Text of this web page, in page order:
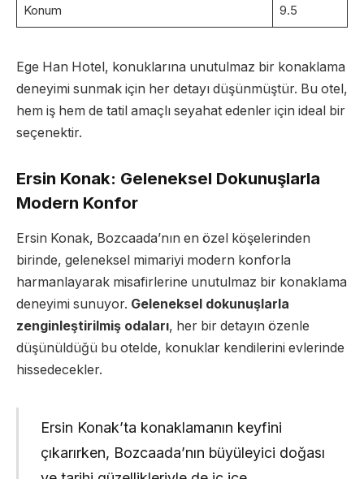
Konum 9.5
Ege Han Hotel, konuklarına unutulmaz bir konaklama
deneyimi sunmak için her detayı düşünmüştür. Bu otel,
hem iş hem de tatil amaçlı seyahat edenler için ideal bir
seçenektir.
Ersin Konak: Geleneksel Dokunuşlarla
Modern Konfor
Ersin Konak, Bozcaada’nın en özel köşelerinden
birinde, geleneksel mimariyi modern konforla
harmanlayarak misafirlerine unutulmaz bir konaklama
deneyimi sunuyor. Geleneksel dokunuşlarla
zenginleştirilmiş odaları, her bir detayın özenle
düşünüldüğü bu otelde, konuklar kendilerini evlerinde
hissedecekler.
Ersin Konak’ta konaklamanın keyfini
çıkarırken, Bozcaada’nın büyüleyici doğası